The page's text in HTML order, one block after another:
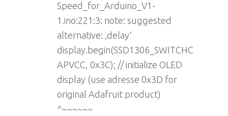
Speed_for_Arduino_V1-
1.ino:221:3: note: suggested
alternative: ‚delay‘
display.begin(SSD1306_SWITCHC
APVCC, 0x3C); // initialize OLED
display (use adresse 0x3D for
original Adafruit product)
^~~~~~~